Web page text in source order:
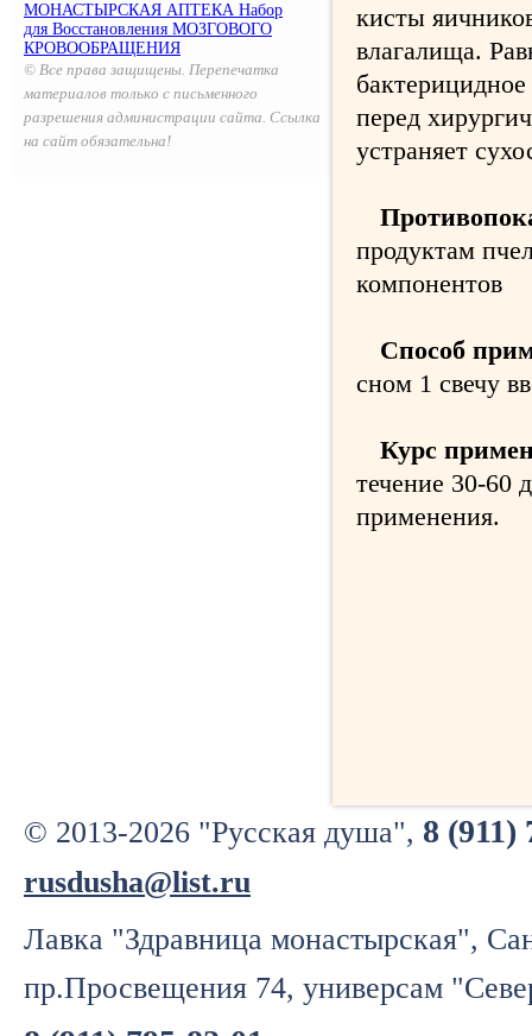
МОНАСТЫРСКАЯ АПТЕКА Набор
для Восстановления МОЗГОВОГО
КРОВООБРАЩЕНИЯ
кисты
влагалища.
перед
устраняет
продуктам
компонентов
Способ
сном 1 свечу
Курс
течение 30-60
применения.
© 2013-2026 "Русская душа", 8 (911)
rusdusha@list.ru
Лавка "Здравница монастырская",
пр.Просвещения 74, универсам
© Все права защищены. Перепечатка
материалов только с письменного
разрешения администрации сайта. Ссылка
на сайт обязательна!